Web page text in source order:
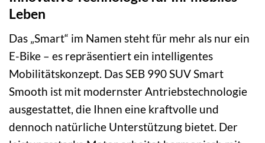
Leben
Das „Smart“ im Namen steht für mehr als nur ein
E-Bike – es repräsentiert ein intelligentes
Mobilitätskonzept. Das SEB 990 SUV Smart
Smooth ist mit modernster Antriebstechnologie
ausgestattet, die Ihnen eine kraftvolle und
dennoch natürliche Unterstützung bietet. Der